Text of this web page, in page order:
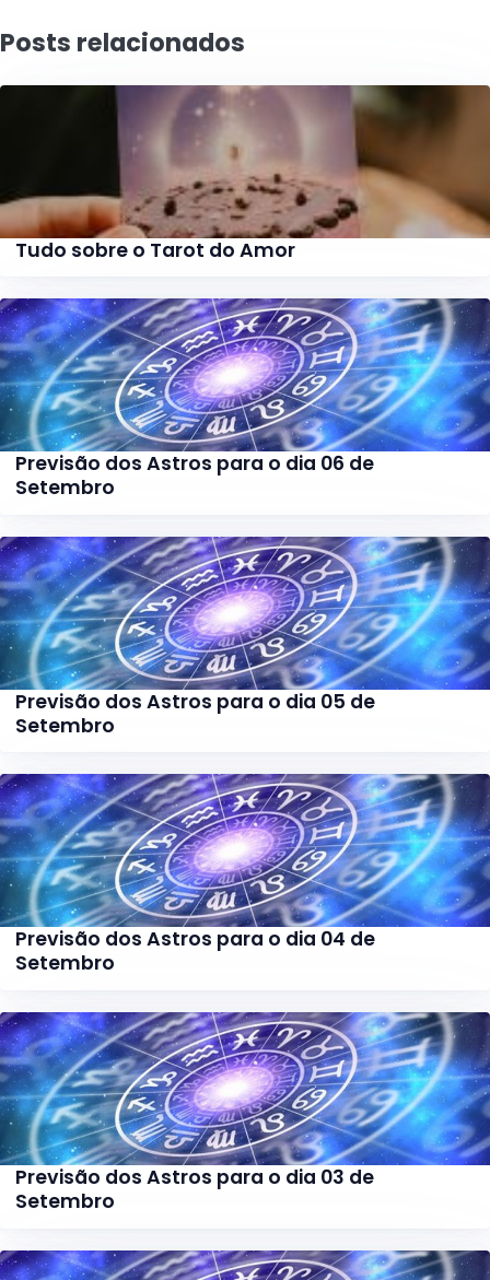
Posts relacionados
Tudo sobre o Tarot do Amor
Previsão dos Astros para o dia 06 de
Setembro
Previsão dos Astros para o dia 05 de
Setembro
Previsão dos Astros para o dia 04 de
Setembro
Previsão dos Astros para o dia 03 de
Setembro